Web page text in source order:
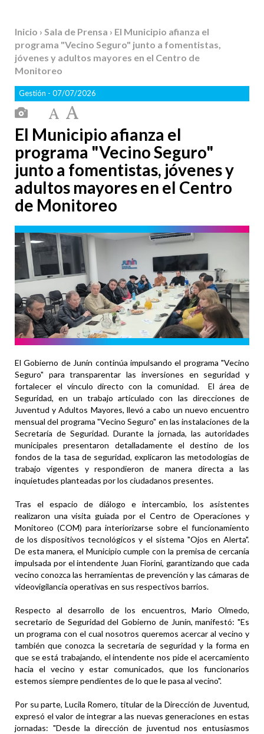
Inicio › Sala de Prensa › El Municipio afianza el
programa "Vecino Seguro" junto a fomentistas,
jóvenes y adultos mayores en el Centro de
Monitoreo
Gestión - 07/07/2026
El Municipio afianza el
programa "Vecino Seguro"
junto a fomentistas, jóvenes y
adultos mayores en el Centro
de Monitoreo
El Gobierno de Junín continúa impulsando el programa "Vecino
Seguro" para transparentar las inversiones en seguridad y
fortalecer el vínculo directo con la comunidad. El área de
Seguridad, en un trabajo articulado con las direcciones de
Juventud y Adultos Mayores, llevó a cabo un nuevo encuentro
mensual del programa "Vecino Seguro" en las instalaciones de la
Secretaría de Seguridad. Durante la jornada, las autoridades
municipales presentaron detalladamente el destino de los
fondos de la tasa de seguridad, explicaron las metodologías de
trabajo vigentes y respondieron de manera directa a las
inquietudes planteadas por los ciudadanos presentes.
Tras el espacio de diálogo e intercambio, los asistentes
realizaron una visita guiada por el Centro de Operaciones y
Monitoreo (COM) para interiorizarse sobre el funcionamiento
de los dispositivos tecnológicos y el sistema "Ojos en Alerta".
De esta manera, el Municipio cumple con la premisa de cercanía
impulsada por el intendente Juan Fiorini, garantizando que cada
vecino conozca las herramientas de prevención y las cámaras de
videovigilancia operativas en sus respectivos barrios.
Respecto al desarrollo de los encuentros, Mario Olmedo,
secretario de Seguridad del Gobierno de Junín, manifestó: "Es
un programa con el cual nosotros queremos acercar al vecino y
también que conozca la secretaría de seguridad y la forma en
que se está trabajando, el intendente nos pide el acercamiento
hacia el vecino y estar comunicados, que los funcionarios
estemos siempre pendientes de lo que le pasa al vecino".
Por su parte, Lucila Romero, titular de la Dirección de Juventud,
expresó el valor de integrar a las nuevas generaciones en estas
jornadas: "Desde la dirección de juventud nos entusiasmos